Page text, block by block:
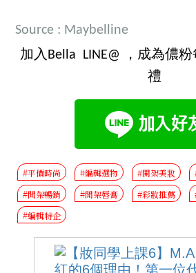
Source : Maybelline
加入Bella LINE@ ，成為儂
禮
#平價時尚 #編輯選物 #開架美妝
#開架暢銷
#開架唇膏 #彩妝推薦
#編輯特企